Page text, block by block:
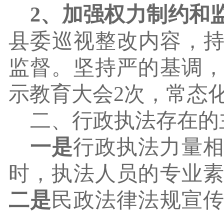
2、加强权力制约和
县委巡视整改内容，
监督。坚持严的基调
示教育大会2次，常态
二、行政执法存在
一是行政执法力量
时，执法人员的专业
二是民政法律法规宣